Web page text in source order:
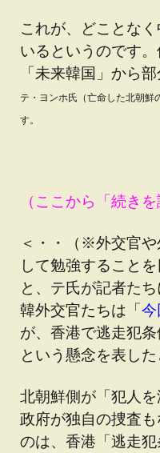
これが、どことな
いるというのです。
「未来韓国」から
テ・ヨンホ氏（亡命した北朝鮮
す。
（ここから「続き
＜・・（※外交官
して勉強すること
と、テ氏が記者た
韓外交官たちは「今
が、香港で逃走犯条
という懸念を表した
北朝鮮側が「犯人
政府が独自の捜査
のは、香港「逃走